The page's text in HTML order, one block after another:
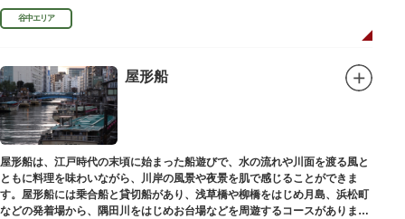
め優れた画家を世に送り出しました。
谷中エリア
屋形船
屋形船は、江戸時代の末頃に始まった船遊びで、水の流れや川面を渡る風と
ともに料理を味わいながら、川岸の風景や夜景を肌で感じることができま
す。屋形船には乗合船と貸切船があり、浅草橋や柳橋をはじめ月島、浜松町
などの発着場から、隅田川をはじめお台場などを周遊するコースがありま